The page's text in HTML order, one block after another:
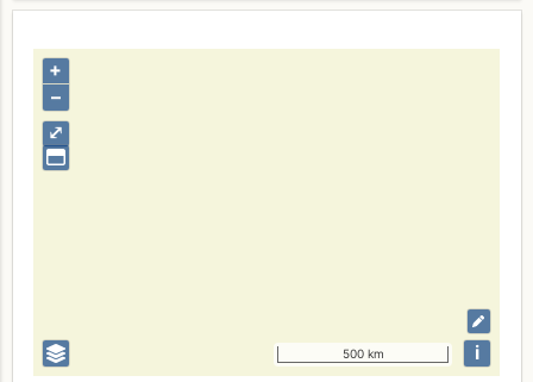
⤢
+
–
500 km i